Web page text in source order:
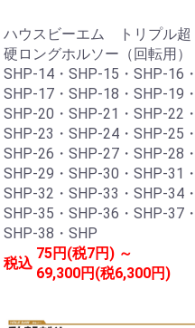
ハウスビーエム トリプル超
硬ロングホルソー（回転用）
SHP-14・SHP-15・SHP-16・
SHP-17・SHP-18・SHP-19・
SHP-20・SHP-21・SHP-22・
SHP-23・SHP-24・SHP-25・
SHP-26・SHP-27・SHP-28・
SHP-29・SHP-30・SHP-31・
SHP-32・SHP-33・SHP-34・
SHP-35・SHP-36・SHP-37・
SHP-38・SHP
税込
75円(税7円) ～
69,300円(税6,300円)